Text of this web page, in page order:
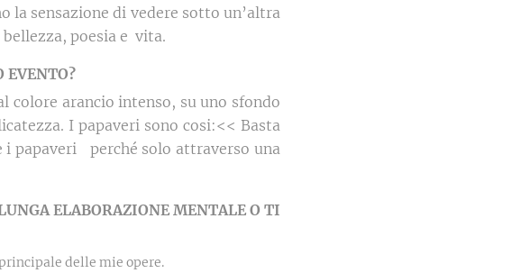
la sensazione di vedere sotto un’altra
poesia e vita.
EVENTO?
colore arancio intenso, su uno sfondo
I papaveri sono cosi:<< Basta
papaveri perché solo attraverso una
ELABORAZIONE MENTALE O TI
delle mie opere.